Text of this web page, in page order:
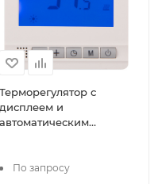
Терморегулятор с
дисплеем и
автоматическим
REXANT
По запросу